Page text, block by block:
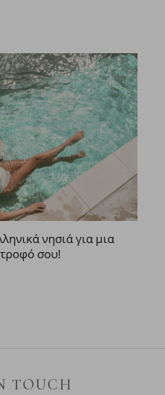
νησιά για μια
σου!
TOUCH